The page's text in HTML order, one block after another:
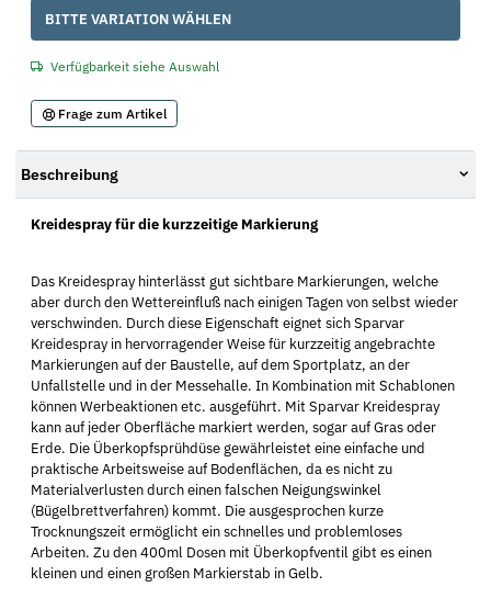
x
BITTE VARIATION WÄHLEN
Verfügbarkeit siehe Auswahl
Frage zum Artikel
Beschreibung
Kreidespray für die kurzzeitige Markierung
Das Kreidespray hinterlässt gut sichtbare Markierungen, welche
aber durch den Wettereinfluß nach einigen Tagen von selbst wieder
verschwinden. Durch diese Eigenschaft eignet sich Sparvar
Kreidespray in hervorragender Weise für kurzzeitig angebrachte
Markierungen auf der Baustelle, auf dem Sportplatz, an der
Unfallstelle und in der Messehalle. In Kombination mit Schablonen
können Werbeaktionen etc. ausgeführt. Mit Sparvar Kreidespray
kann auf jeder Oberfläche markiert werden, sogar auf Gras oder
Erde. Die Überkopfsprühdüse gewährleistet eine einfache und
praktische Arbeitsweise auf Bodenflächen, da es nicht zu
Materialverlusten durch einen falschen Neigungswinkel
(Bügelbrettverfahren) kommt. Die ausgesprochen kurze
Trocknungszeit ermöglicht ein schnelles und problemloses
Arbeiten. Zu den 400ml Dosen mit Überkopfventil gibt es einen
kleinen und einen großen Markierstab in Gelb.